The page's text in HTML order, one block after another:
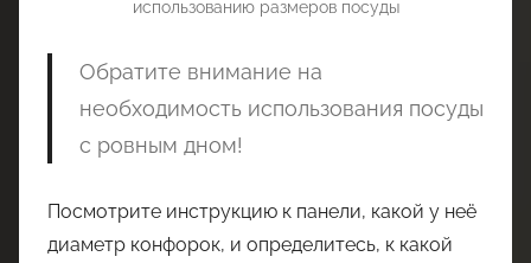
использованию размеров посуды
Обратите внимание на
необходимость использования посуды
с ровным дном!
Посмотрите инструкцию к панели, какой у неё
диаметр конфорок, и определитесь, к какой